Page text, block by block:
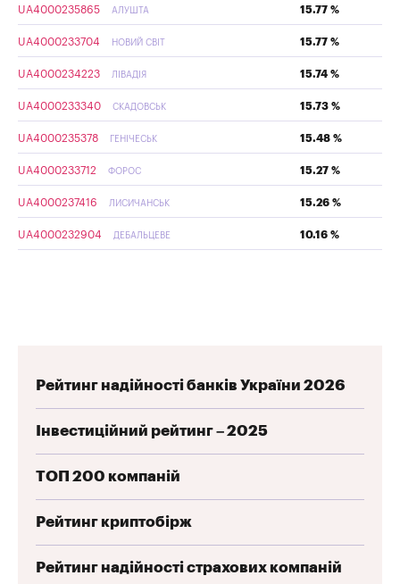
UA4000235865 АЛУШТА 15.77 %
UA4000233704 НОВИЙ СВІТ 15.77 %
UA4000234223 ЛІВАДІЯ 15.74 %
UA4000233340 СКАДОВСЬК 15.73 %
UA4000235378 ГЕНІЧЕСЬК 15.48 %
UA4000233712 ФОРОС 15.27 %
UA4000237416 ЛИСИЧАНСЬК 15.26 %
UA4000232904 ДЕБАЛЬЦЕВЕ 10.16 %
Рейтинг надійності банків України 2026
Інвестиційний рейтинг – 2025
ТОП 200 компаній
Рейтинг криптобірж
Рейтинг надійності страхових компаній